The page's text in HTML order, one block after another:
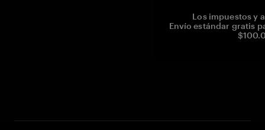
Los impuestos y
Envío estándar gratis